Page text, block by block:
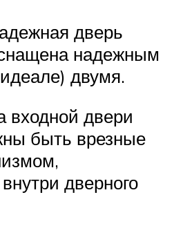
дверь
надежным
двумя.
входной двери
быть врезные
дверного